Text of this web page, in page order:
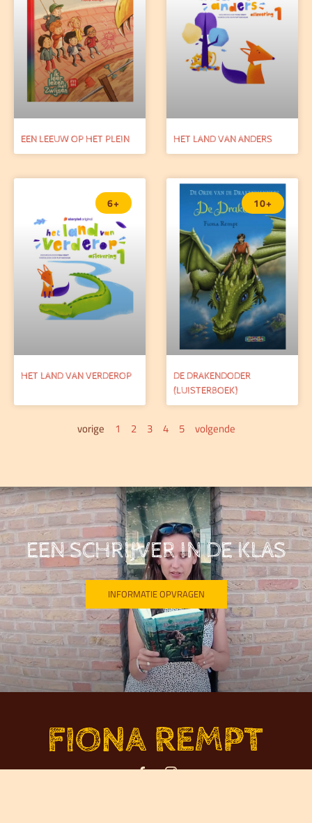
EEN LEEUW OP HET PLEIN HET LAND VAN ANDERS
6+
HET LAND VAN VERDEROP
10+
DE DRAKENDODER
(LUISTERBOEK)
vorige 1 2 3 4 5 volgende
EEN SCHRIJVER IN DE KLAS
INFORMATIE OPVRAGEN